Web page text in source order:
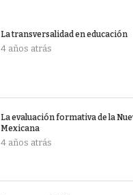
La transversalidad en educación
4 años atrás
La evaluación formativa de la
Mexicana
4 años atrás